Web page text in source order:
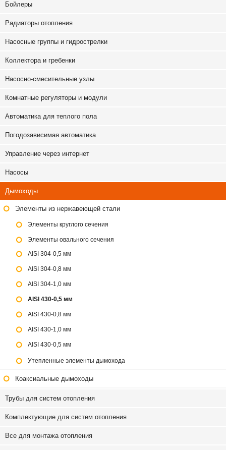
Бойлеры
Радиаторы отопления
Насосные группы и гидрострелки
Коллектора и гребенки
Насосно-смесительные узлы
Комнатные регуляторы и модули
Автоматика для теплого пола
Погодозависимая автоматика
Управление через интернет
Насосы
Дымоходы
Элементы из нержавеющей стали
Элементы круглого сечения
Элементы овального сечения
AISI 304-0,5 мм
AISI 304-0,8 мм
AISI 304-1,0 мм
AISI 430-0,5 мм
AISI 430-0,8 мм
AISI 430-1,0 мм
AISI 430-0,5 мм
Утепленные элементы дымохода
Коаксиальные дымоходы
Трубы для систем отопления
Комплектующие для систем отопления
Все для монтажа отопления